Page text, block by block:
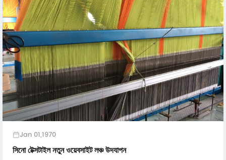
Jan 01,1970
সিনো টেক্সটাইল নতুন ওয়েবসাইট লঞ্চ উদযাপন